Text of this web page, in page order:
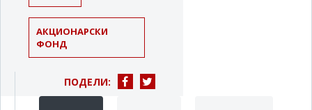
АКЦИОНАРСКИ
ФОНД
ПОДЕЛИ: